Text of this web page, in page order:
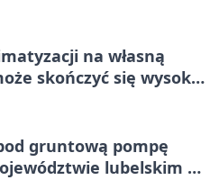
na własną
skończyć się wysoką
gruntową pompę
lubelskim -